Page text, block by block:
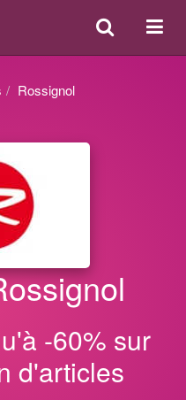
ou
Search
Rossignol
-60% sur
d'articles